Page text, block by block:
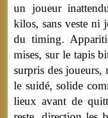
un joueur
kilos, sans veste ni
du timing.
mises, sur le tapis
surpris des joueurs,
le suidé, solide
lieux avant de